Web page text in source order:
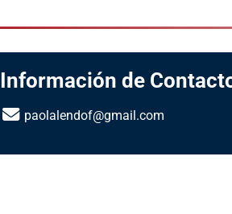
Información de
paolalendof@gmail.com